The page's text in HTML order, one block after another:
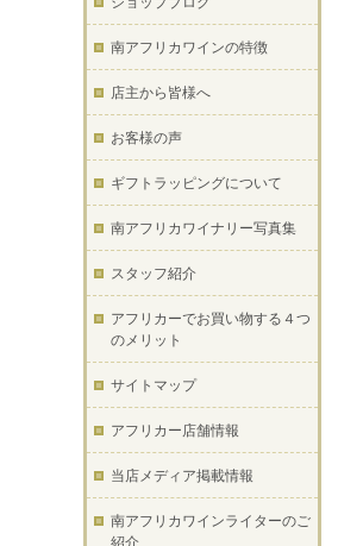
南アフリカワインの特徴
店主から皆様へ
お客様の声
ギフトラッピングについて
南アフリカワイナリー写真集
スタッフ紹介
アフリカーでお買い物する４つ
のメリット
サイトマップ
アフリカー店舗情報
当店メディア掲載情報
南アフリカワインライターのご
紹介